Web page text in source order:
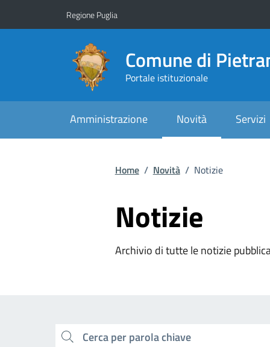
Regione Puglia
Comune di
Portale istituzionale
Amministrazione Novità Servizi
Home / Novità / Notizie
Notizie
Archivio di tutte le notizie
cerca